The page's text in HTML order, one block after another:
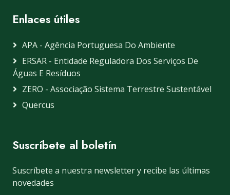
Enlaces útiles
APA - Agência Portuguesa Do Ambiente
ERSAR - Entidade Reguladora Dos Serviços De
Águas E Resíduos
ZERO - Associação Sistema Terrestre Sustentável
Quercus
Suscríbete al boletín
Suscríbete a nuestra newsletter y recibe las últimas
novedades